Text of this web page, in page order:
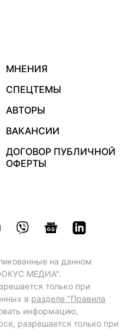
МНЕНИЯ
СПЕЦТЕМЫ
АВТОРЫ
ВАКАНСИИ
ДОГОВОР ПУБЛИЧНОЙ
ОФЕРТЫ
на данном
МЕДИА".
только при
в разделе "Правила
информацию,
разрешается только при